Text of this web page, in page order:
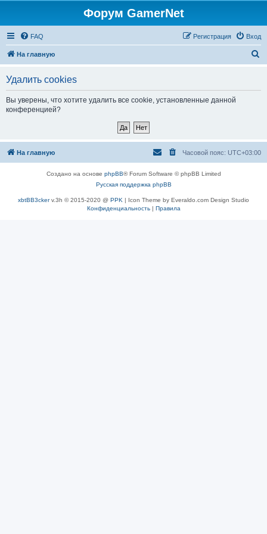
Форум GamerNet
FAQ Вход
Регистрация
На главную
Удалить cookies
Вы уверены, что хотите удалить все cookie, установленные данной
конференцией?
На главную Часовой пояс: UTC+03:00
Создано на основе phpBB® Forum Software © phpBB Limited
Русская поддержка phpBB
xbtBB3ckerv.3h © 2015-2020 @ PPK | Icon Theme by Everaldo.com Design Studio
Конфиденциальность| Правила